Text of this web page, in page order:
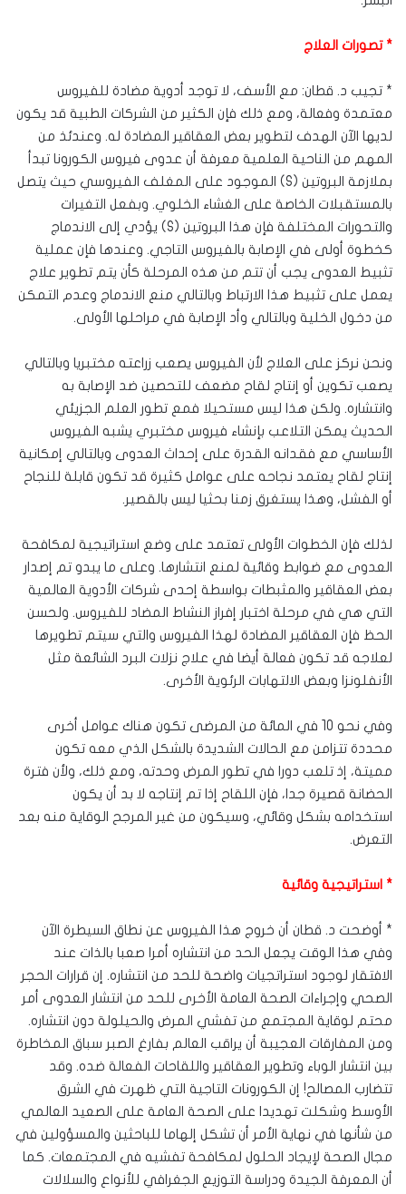
* تصورات العلاج
* تجيب د. قطان: مع الأسف، لا توجد أدوية مضادة للفيروس
معتمدة وفعالة، ومع ذلك فإن الكثير من الشركات الطبية قد يكون
لديها الآن الهدف لتطوير بعض العقاقير المضادة له. وعندئذ من
المهم من الناحية العلمية معرفة أن عدوى فيروس الكورونا تبدأ
بملازمة البروتين (S) الموجود على المغلف الفيروسي حيث يتصل
بالمستقبلات الخاصة على الغشاء الخلوي. وبفعل التغيرات
والتحورات المختلفة فإن هذا البروتين (S) يؤدي إلى الاندماج
كخطوة أولى في الإصابة بالفيروس التاجي. وعندها فإن عملية
تثبيط العدوى يجب أن تتم من هذه المرحلة كأن يتم تطوير علاج
يعمل على تثبيط هذا الارتباط وبالتالي منع الاندماج وعدم التمكن
من دخول الخلية وبالتالي وأد الإصابة في مراحلها الأولى.
ونحن نركز على العلاج لأن الفيروس يصعب زراعته مختبريا وبالتالي
يصعب تكوين أو إنتاج لقاح مضعف للتحصين ضد الإصابة به
وانتشاره. ولكن هذا ليس مستحيلا فمع تطور العلم الجزيئي
الحديث يمكن التلاعب بإنشاء فيروس مختبري يشبه الفيروس
الأساسي مع فقدانه القدرة على إحداث العدوى وبالتالي إمكانية
إنتاج لقاح يعتمد نجاحه على عوامل كثيرة قد تكون قابلة للنجاح
أو الفشل، وهذا يستغرق زمنا بحثيا ليس بالقصير.
لذلك فإن الخطوات الأولى تعتمد على وضع استراتيجية لمكافحة
العدوى مع ضوابط وقائية لمنع انتشارها. وعلى ما يبدو تم إصدار
بعض العقاقير والمثبطات بواسطة إحدى شركات الأدوية العالمية
التي هي في مرحلة اختبار إفراز النشاط المضاد للفيروس. ولحسن
الحظ فإن العقاقير المضادة لهذا الفيروس والتي سيتم تطويرها
لعلاجه قد تكون فعالة أيضا في علاج نزلات البرد الشائعة مثل
الأنفلونزا وبعض الالتهابات الرئوية الأخرى.
وفي نحو 10 في المائة من المرضى تكون هناك عوامل أخرى
محددة تتزامن مع الحالات الشديدة بالشكل الذي معه تكون
مميتة، إذ تلعب دورا في تطور المرض وحدته، ومع ذلك، ولأن فترة
الحضانة قصيرة جدا، فإن اللقاح إذا تم إنتاجه لا بد أن يكون
استخدامه بشكل وقائي، وسيكون من غير المرجح الوقاية منه بعد
التعرض.
* استراتيجية وقائية
* أوضحت د. قطان أن خروج هذا الفيروس عن نطاق السيطرة الآن
وفي هذا الوقت يجعل الحد من انتشاره أمرا صعبا بالذات عند
الافتقار لوجود استراتجيات واضحة للحد من انتشاره. إن قرارات الحجر
الصحي وإجراءات الصحة العامة الأخرى للحد من انتشار العدوى أمر
محتم لوقاية المجتمع من تفشي المرض والحيلولة دون انتشاره.
ومن المفارقات العجيبة أن يراقب العالم بفارغ الصبر سباق المخاطرة
بين انتشار الوباء وتطوير العقاقير واللقاحات الفعالة ضده. وقد
تتضارب المصالح! إن الكورونات التاجية التي ظهرت في الشرق
الأوسط وشكلت تهديدا على الصحة العامة على الصعيد العالمي
من شأنها في نهاية الأمر أن تشكل إلهاما للباحثين والمسؤولين في
مجال الصحة لإيجاد الحلول لمكافحة تفشيه في المجتمعات. كما
أن المعرفة الجيدة ودراسة التوزيع الجغرافي للأنواع والسلالات